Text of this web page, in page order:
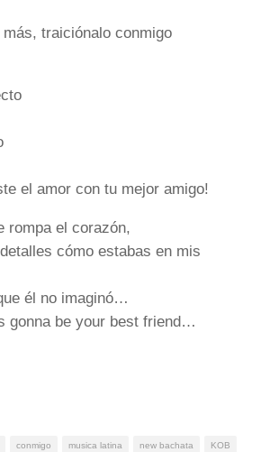
traiciónalo conmigo
el amor con tu mejor amigo!
rompa el corazón,
cómo estabas en mis
él no imaginó…
gonna be your best friend…
conmigo musica latina new bachata KOB